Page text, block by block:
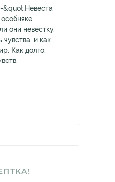
&quot;Невеста
они невестку.
и как
Как долго,